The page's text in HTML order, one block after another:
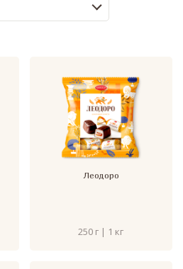
Леодоро
250 г | 1 кг